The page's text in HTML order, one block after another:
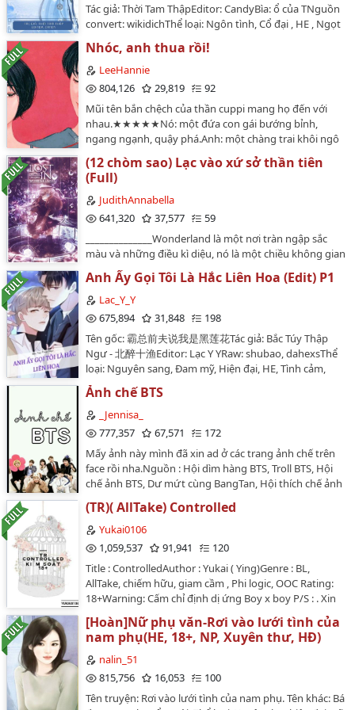
ngẩng đầu lên khỏi quyển sách, dung nhan tuấn mỹ
lạnh lùng không có biểu tình gì."Nga. . ." Nàng có chút
ngượng ngùng, cúi đầu xuống.Hắn buông sách
dài đặt lên vạt áo."Thất thúc, chàng làm cái gì
vậy?""Sủng nàng."…
Tác giả: Thời Tam ThậpEditor: CandyBìa: ổ của TNguồn
convert: wikidichThể loại: Ngôn tình, Cổ đại , HE , Ngọt
phụ thân là đại tướng quân, thanh danh hiển hách,
bách chiến bách thắng, đánh đâu thắng đó.Đây là
những gì mẫu thân bé nói trước khi chết.Cô bé cũng
thân là một tên chơi bời lêu lổng lại lưu manh, trước
lúc cô sinh ra thì đã chết rồi.Cô sống cùng nhà cữu cữu,
phải ở trong căn phòng vừa chật hẹp lại cũ nát, còn
phải làm những công việc nặng nhọc và bẩn thỉu
nhất.Một ngày nọ, cô bị cữu cữu đuổi khỏi nhà cùng
hiện một đội binh mã, người cầm đầu cưỡi ngựa to
lớn, chiến giáp lóe hàn quang, uy phong lẫm liệt.Phụ
thân đại tướng quân đã khởi tử hoàn sinh trở lại đón
bé về.Lời của editor:- Truyện được edit duy nhất trên
Wattpad và blog cá nhân Gác Mây.- Truyện được edit
khi chưa có sự đồng ý của tác giả nên tuyệt đối không
re-up.-Link blog:
https://www.facebook.com/G%C3%A1c-M%C3%A2y-
103345808753558/…
Nhóc, anh thua rồi!
LeeHannie
804,126
29,819
92
Mũi tên bắn chệch của thần cuppi mang họ đến với
nhau.★★★★★Nó: một đứa con gái bướng bỉnh,
ngang ngạnh, quậy phá.Anh: một chàng trai khôi ngô
anh tuấn, lại thông minh hơn người.số phận buộc họ
với nhau....Để rồi yêu....Để rồi đau....Để mất nhau ...
nhưng rồi Họ sẽ mãi mãi thuộc về nhau…
(12 chòm sao) Lạc vào xứ sở thần tiên
(Full)
JudithAnnabella
641,320
37,577
59
______________Wonderland là một nơi tràn ngập sắc
màu và những điều kì diệu, nó là một chiều không gian
tồn tại song song với trái đất- nơi hiện tại chúng ta
đang sống.Một xứ sở diệu kì như vậy, nhưng đừng
cho rằng nó không có mặt tối. Thứ càng tốt đẹp thì
bên trong lại càng thối rữa. Năm ấy, một điều thần kì
đó là những người được chọn để cứu lấy
Wonderland.Hành trình của 6 cô gái sẽ thế nào? Hãy
cùng đón đọc._______________WARNING: Đây là truyện
tớ tự viết, tớ không muốn ai mang nó đi đâu mà chưa
phim:"Alice in Wonderland"Mấy chap đầu thật sự rất
TRẺ TRÂU. Hãy đọc một cách kiên nhẫn, đến khoảng
chap 15?________________Cover by @-jmhxjka- aka
jayholic…
Anh Ấy Gọi Tôi Là Hắc Liên Hoa (Edit) P1
Lac_Y_Y
675,894
31,848
198
Tên gốc: 霸总前夫说我是黑莲花Tác giả: Bắc Túy Thập
Ngư - 北醉十渔Editor: Lạc Y YRaw: shubao, dahexsThể
loại: Nguyên sang, Đam mỹ, Hiện đại, HE, Tình cảm,
Hào môn thế gia, Ngược luyến, Giới giải trí, Tra công
tiện thụ, 1×1Số chương: 265Tình trạng edit: Đã hoàn 📌
Lưu ý- Mong mọi người không mang truyện đi nơi
khác, nếu có làm audio dựa trên bản edit của tôi xin
sự tôn trọng tối thiểu với editor đấy ạ. - Truyện không
làm vì mục đích thương mại và chỉ đăng trên Wattpad,
WordPress và inkitt của Lạc Y Y- Đây là bộ truyện đầu
tay của tôi nên còn nhiều thiếu sót, mong được giúp
ái 🥰…
Ảnh chế BTS
_Jennisa_
777,357
67,571
172
Mấy ảnh này mình đã xin ad ở các trang ảnh chế trên
face rồi nha.Nguồn : Hội dìm hàng BTS, Troll BTS, Hội
chế ảnh BTS, Dư mứt cùng BangTan, Hội thích chế ảnh
nhỏ : Đừng xem fic lúc ăn uống (vì có thể gây
nghẹn)Nhớ dự trữ máu sẵn (vì có vài chap sẽ xả
ảnh)Mong được mọi người ủng hộ.…
(TR)( AllTake) Controlled
Yukai0106
1,059,537
91,941
120
Title : ControlledAuthor : Yukai ( Ying)Genre : BL,
AllTake, chiếm hữu, giam cầm , Phi logic, OOC Rating:
18+Warning: Cấm chỉ định dị ứng Boy x boy P/S : . Xin
[Hoàn]Nữ phụ văn-Rơi vào lưới tình của
nam phụ(HE, 18+, NP, Xuyên thư, HĐ)
nalin_51
815,756
16,053
100
Tên truyện: Rơi vào lưới tình của nam phụ. Tên khác: Bá